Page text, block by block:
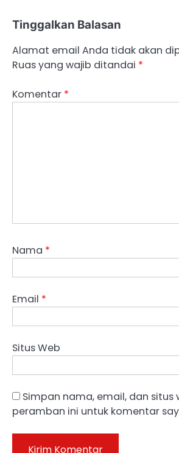
Tinggalkan Balasan
Alamat email Anda tidak akan
Ruas yang wajib ditandai *
Komentar *
Nama *
Email *
Situs Web
Simpan nama, email, dan situs
peramban ini untuk komentar